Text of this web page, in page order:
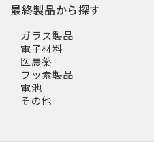
最終製品から探す
ガラス製品
電子材料
医農薬
フッ素製品
電池
その他